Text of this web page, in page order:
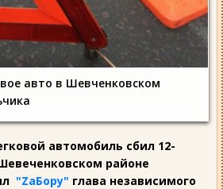
авто в Шевченковском
автомобиль сбил 12-
районе
"ZаБору" глава независимого